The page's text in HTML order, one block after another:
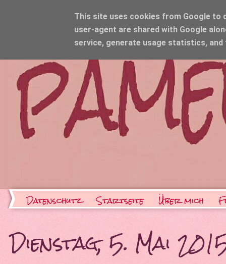
Datenschutz Startseite Über mich
Dienstag, 5. Mai
This site uses cookies from Google to
user-agent are shared with Google
service, generate usage statistics,